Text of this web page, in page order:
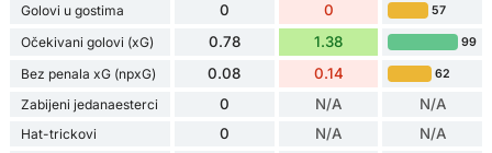
Golovi u gostima 0 0 57
Očekivani golovi (xG) 0.78 1.38 99
Bez penala xG (npxG) 0.08 0.14 62
Zabijeni jedanaesterci 0 N/A N/A
Hat-trickovi 0 N/A N/A